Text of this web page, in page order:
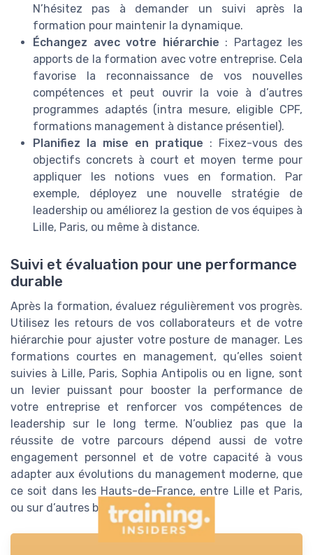
N’hésitez pas à demander un suivi après la
formation pour maintenir la dynamique.
Échangez avec votre hiérarchie : Partagez les
apports de la formation avec votre entreprise. Cela
favorise la reconnaissance de vos nouvelles
compétences et peut ouvrir la voie à d’autres
programmes adaptés (intra mesure, eligible CPF,
formations management à distance présentiel).
Planifiez la mise en pratique : Fixez-vous des
objectifs concrets à court et moyen terme pour
appliquer les notions vues en formation. Par
exemple, déployez une nouvelle stratégie de
leadership ou améliorez la gestion de vos équipes à
Lille, Paris, ou même à distance.
Suivi et évaluation pour une performance
durable
Après la formation, évaluez régulièrement vos progrès.
Utilisez les retours de vos collaborateurs et de votre
hiérarchie pour ajuster votre posture de manager. Les
formations courtes en management, qu’elles soient
suivies à Lille, Paris, Sophia Antipolis ou en ligne, sont
un levier puissant pour booster la performance de
votre entreprise et renforcer vos compétences de
leadership sur le long terme. N’oubliez pas que la
réussite de votre parcours dépend aussi de votre
engagement personnel et de votre capacité à vous
adapter aux évolutions du management moderne, que
ce soit dans les Hauts-de-France, entre Lille et Paris,
ou sur d’autres bassins économiques.